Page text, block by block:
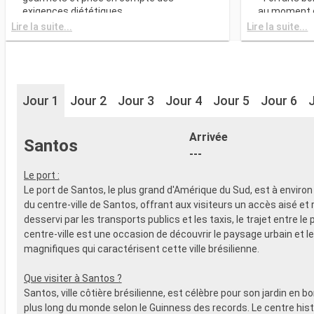
exigences diététiques
SPORT ET DIVERTISSEMENTS
- Programme varié de spectacles de style
- Salle de sport équipée avec vue
panoramique
- Activités récréatives pour enfants
- Personnel qualifié multilingue
AUTRES PRIVILÈGES
- Points MSC Voyagers Club
Lire la suite...
au moment
- Buffet
réserve de
SPORT ET
Broadway
- Espace
-
- Salle de
- Activités
- Activités
SERVICES
- Personnel
Lire la suite...
Jour 1 Jour 2 Jour 3 Jour 4 Jour 5 Jour 6
Santos
Arrivée
---
Le port :
Le port de Santos, le plus grand d'Amérique du Sud, est à
du centre-ville de Santos, offrant aux visiteurs un accès aisé et
desservi par les transports publics et les taxis, le trajet entre le
centre-ville est une occasion de découvrir le paysage urbain et
magnifiques qui caractérisent cette ville brésilienne.
Que visiter à Santos ?
Santos, ville côtière brésilienne, est célèbre pour son jardin en
plus long du monde selon le Guinness des records. Le centre